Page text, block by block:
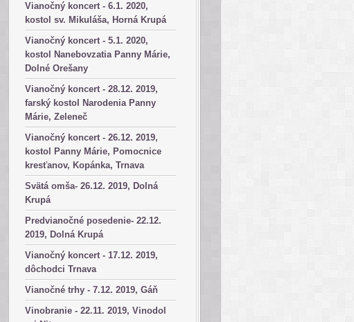
Vianočný koncert - 6.1. 2020,
kostol sv. Mikuláša, Horná Krupá
Vianočný koncert - 5.1. 2020,
kostol Nanebovzatia Panny Márie,
Dolné Orešany
Vianočný koncert - 28.12. 2019,
farský kostol Narodenia Panny
Márie, Zeleneč
Vianočný koncert - 26.12. 2019,
kostol Panny Márie, Pomocnice
kresťanov, Kopánka, Trnava
Svätá omša- 26.12. 2019, Dolná
Krupá
Predvianočné posedenie- 22.12.
2019, Dolná Krupá
Vianočný koncert - 17.12. 2019,
dôchodci Trnava
Vianočné trhy - 7.12. 2019, Gáň
Vinobranie - 22.11. 2019, Vinodol